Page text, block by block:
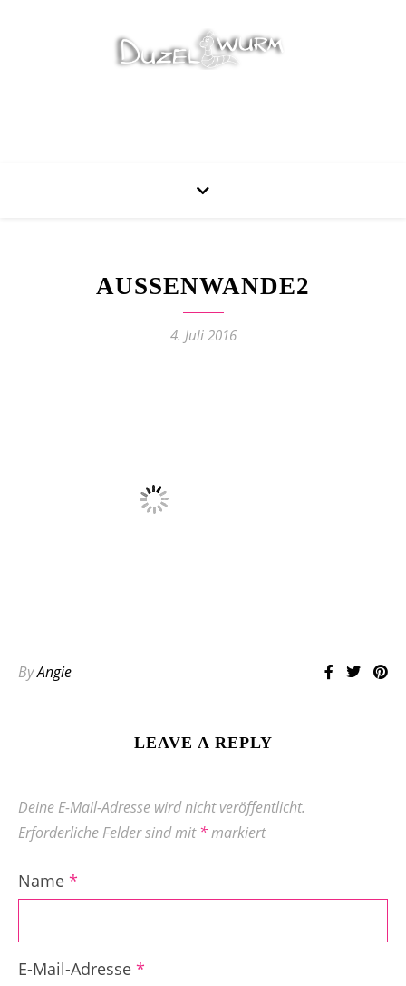
AUSSENWANDE2
4. Juli 2016
ByAngie
LEAVE A REPLY
Deine E-Mail-Adresse wird nicht veröffentlicht.
Erforderliche Felder sind mit*markiert
Name *
E-Mail-Adresse *